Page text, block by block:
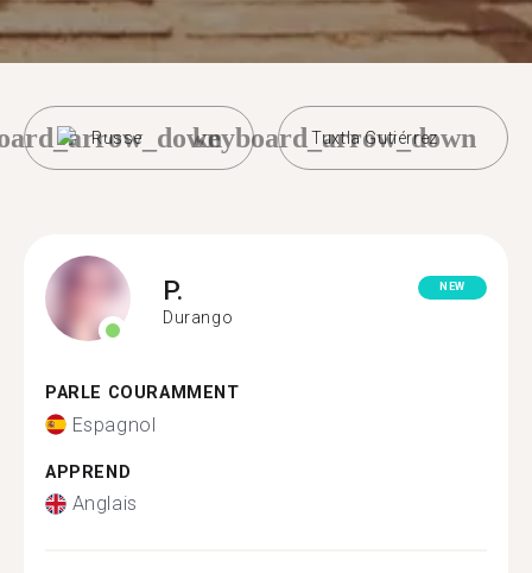
Russe Tuxtla Gutiérrez
keyboard_arrow_down
P.
Durango
NEW
PARLE COURAMMENT
Espagnol
APPREND
Anglais